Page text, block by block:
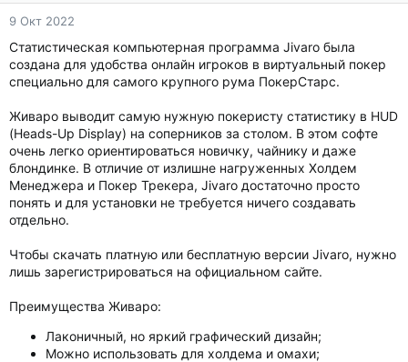
9 Окт 2022
Статистическая компьютерная программа Jivaro была
создана для удобства онлайн игроков в виртуальный покер
специально для самого крупного рума ПокерСтарс.
Живаро выводит самую нужную покеристу статистику в HUD
(Heads-Up Display) на соперников за столом. В этом софте
очень легко ориентироваться новичку, чайнику и даже
блондинке. В отличие от излишне нагруженных Холдем
Менеджера и Покер Трекера, Jivaro достаточно просто
понять и для установки не требуется ничего создавать
отдельно.
Чтобы скачать платную или бесплатную версии Jivaro, нужно
лишь зарегистрироваться на официальном сайте.
Преимущества Живаро:
Лаконичный, но яркий графический дизайн;
Можно использовать для холдема и омахи;